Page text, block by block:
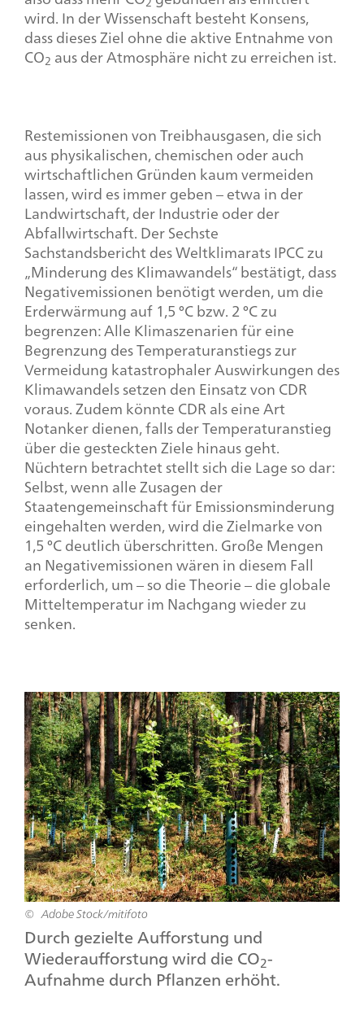
wird. In der Wissenschaft besteht Konsens,
dass dieses Ziel ohne die aktive Entnahme von
CO2 aus der Atmosphäre nicht zu erreichen ist.
Restemissionen von Treibhausgasen, die sich
aus physikalischen, chemischen oder auch
wirtschaftlichen Gründen kaum vermeiden
lassen, wird es immer geben – etwa in der
Landwirtschaft, der Industrie oder der
Abfallwirtschaft. Der Sechste
Sachstandsbericht des Weltklimarats IPCC zu
„Minderung des Klimawandels“ bestätigt, dass
Negativemissionen benötigt werden, um die
Erderwärmung auf 1,5 °C bzw. 2 °C zu
begrenzen: Alle Klimaszenarien für eine
Begrenzung des Temperaturanstiegs zur
Vermeidung katastrophaler Auswirkungen des
Klimawandels setzen den Einsatz von CDR
voraus. Zudem könnte CDR als eine Art
Notanker dienen, falls der Temperaturanstieg
über die gesteckten Ziele hinaus geht.
Nüchtern betrachtet stellt sich die Lage so dar:
Selbst, wenn alle Zusagen der
Staatengemeinschaft für Emissionsminderung
eingehalten werden, wird die Zielmarke von
1,5 °C deutlich überschritten. Große Mengen
an Negativemissionen wären in diesem Fall
erforderlich, um – so die Theorie – die globale
Mitteltemperatur im Nachgang wieder zu
senken.
Adobe Stock/mitifoto
Durch gezielte Aufforstung und
Wiederaufforstung wird die CO2-
Aufnahme durch Pflanzen erhöht.